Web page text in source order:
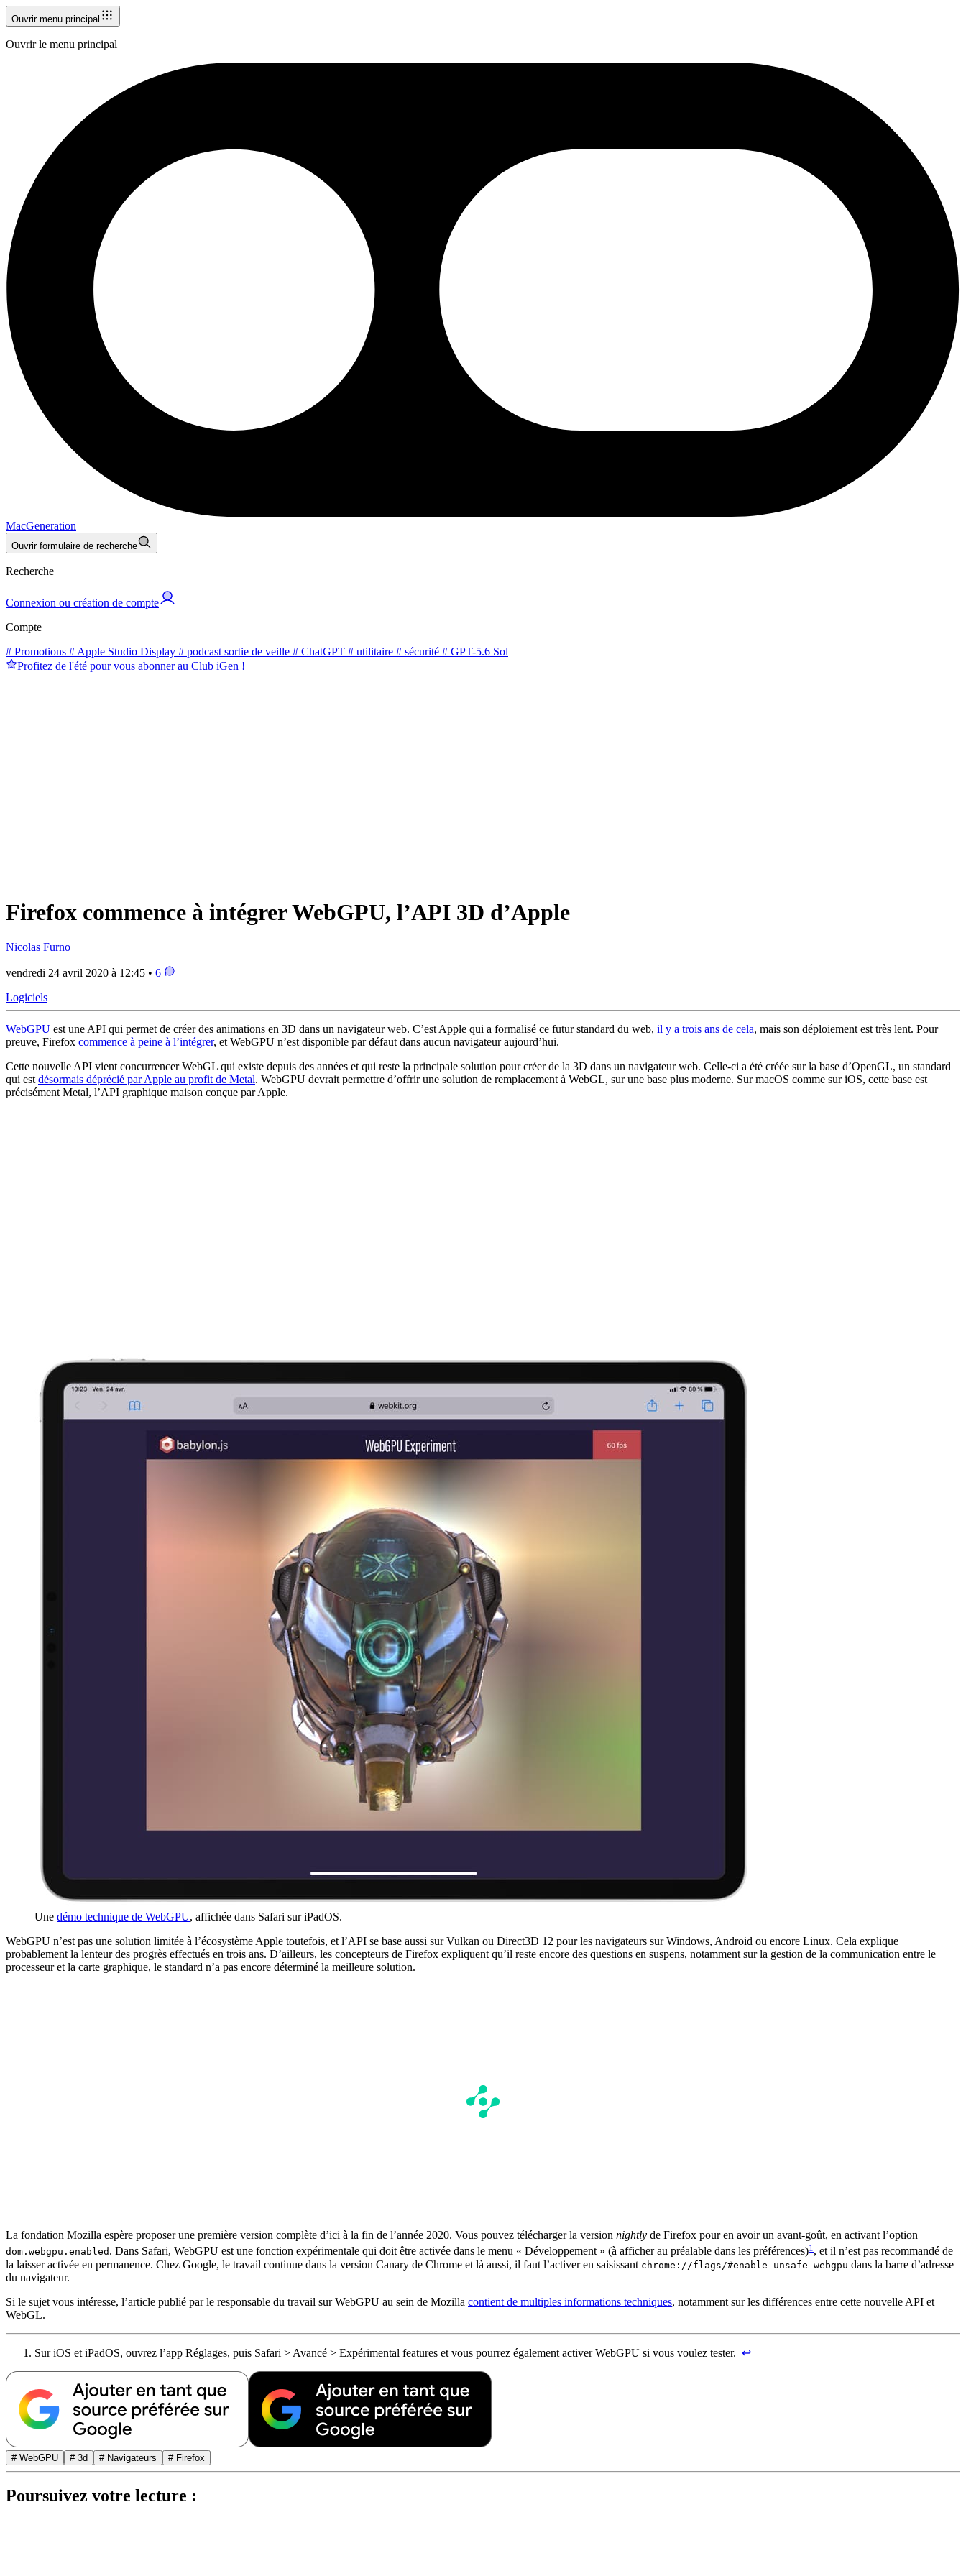
Ouvrir menu principal
Ouvrir le menu principal
MacGeneration
Ouvrir formulaire de recherche
Recherche
Connexion ou création de compte
Compte
# Promotions # Apple Studio Display # podcast sortie de veille # ChatGPT # utilitaire # sécurité # GPT-5.6 Sol
Profitez de l'été pour vous abonner au Club iGen !
Firefox commence à intégrer WebGPU, l’API 3D d’Apple
Nicolas Furno
vendredi 24 avril 2020 à 12:45 • 6
Logiciels
WebGPU est une API qui permet de créer des animations en 3D dans un navigateur web. C’est Apple qui a formalisé ce futur standard du web, il y a trois ans de cela, mais son déploiement est très lent. Pour
preuve, Firefox commence à peine à l’intégrer, et WebGPU n’est disponible par défaut dans aucun navigateur aujourd’hui.
Cette nouvelle API vient concurrencer WebGL qui existe depuis des années et qui reste la principale solution pour créer de la 3D dans un navigateur web. Celle-ci a été créée sur la base d’OpenGL, un standard
qui est désormais déprécié par Apple au profit de Metal. WebGPU devrait permettre d’offrir une solution de remplacement à WebGL, sur une base plus moderne. Sur macOS comme sur iOS, cette base est
précisément Metal, l’API graphique maison conçue par Apple.
Une démo technique de WebGPU, affichée dans Safari sur iPadOS.
WebGPU n’est pas une solution limitée à l’écosystème Apple toutefois, et l’API se base aussi sur Vulkan ou Direct3D 12 pour les navigateurs sur Windows, Android ou encore Linux. Cela explique
probablement la lenteur des progrès effectués en trois ans. D’ailleurs, les concepteurs de Firefox expliquent qu’il reste encore des questions en suspens, notamment sur la gestion de la communication entre le
processeur et la carte graphique, le standard n’a pas encore déterminé la meilleure solution.
La fondation Mozilla espère proposer une première version complète d’ici à la fin de l’année 2020. Vous pouvez télécharger la version nightly de Firefox pour en avoir un avant-goût, en activant l’option
dom.webgpu.enabled . Dans Safari, WebGPU est une fonction expérimentale qui doit être activée dans le menu « Développement » (à afficher au préalable dans les préférences)1 , et il n’est pas recommandé de
la laisser activée en permanence. Chez Google, le travail continue dans la version Canary de Chrome et là aussi, il faut l’activer en saisissant chrome://flags/#enable-unsafe-webgpu dans la barre d’adresse
du navigateur.
Si le sujet vous intéresse, l’article publié par le responsable du travail sur WebGPU au sein de Mozilla contient de multiples informations techniques, notamment sur les différences entre cette nouvelle API et
WebGL.
Sur iOS et iPadOS, ouvrez l’app Réglages, puis Safari > Avancé > Expérimental features et vous pourrez également activer WebGPU si vous voulez tester. ↩
# WebGPU # 3d # Navigateurs # Firefox
Poursuivez votre lecture :